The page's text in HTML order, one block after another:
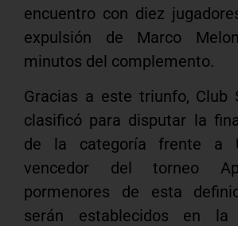
encuentro con diez
expulsión de Marco
minutos del complemento.
Gracias a este triunfo, Club
clasificó para disputar la
de la categoría frente a
vencedor del torneo
pormenores de esta
serán establecidos en la